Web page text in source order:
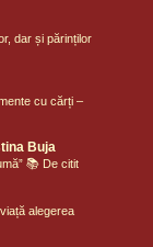
dar și părinților
cu cărți –
Buja
📚 De citit
alegerea